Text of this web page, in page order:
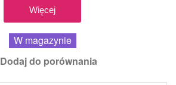
Więcej
W magazynie
Dodaj do porównania